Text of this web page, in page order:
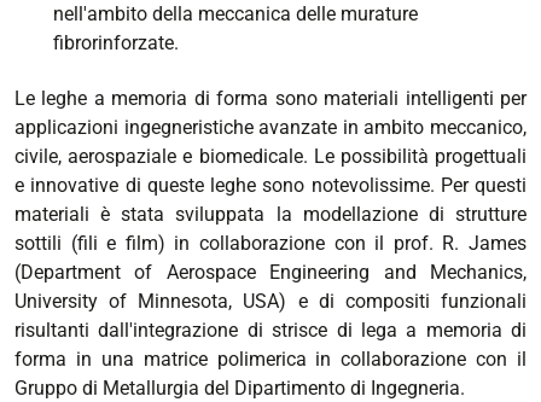
nell'ambito della meccanica delle murature
fibrorinforzate.
Le leghe a memoria di forma sono materiali intelligenti per
applicazioni ingegneristiche avanzate in ambito meccanico,
civile, aerospaziale e biomedicale. Le possibilità progettuali
e innovative di queste leghe sono notevolissime. Per questi
materiali è stata sviluppata la modellazione di strutture
sottili (fili e film) in collaborazione con il prof. R. James
(Department of Aerospace Engineering and Mechanics,
University of Minnesota, USA) e di compositi funzionali
risultanti dall'integrazione di strisce di lega a memoria di
forma in una matrice polimerica in collaborazione con il
Gruppo di Metallurgia del Dipartimento di Ingegneria.